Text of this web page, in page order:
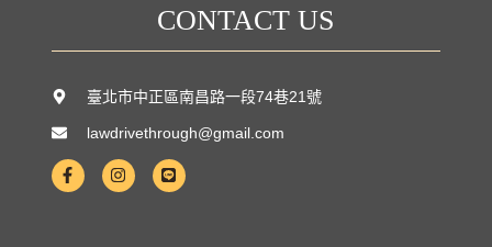
CONTACT US
臺北市中正區南昌路一段74巷21號
lawdrivethrough@gmail.com